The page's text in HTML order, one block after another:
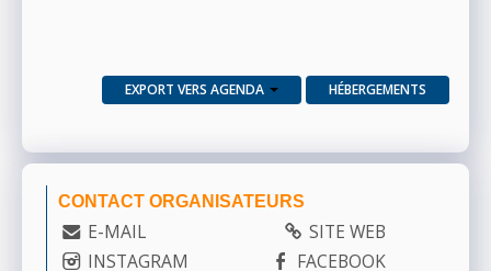
EXPORT VERS AGENDA HÉBERGEMENTS
CONTACT ORGANISATEURS
E-MAIL
SITE WEB
INSTAGRAM
FACEBOOK